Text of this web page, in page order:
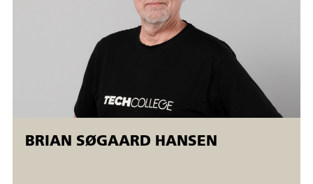
arbejdsmiljøfaglige uddannelser kræver deltagelse i kurset,
at deltagerne har uddannelsesbevis fra uddannelsen 44530
Arbejdsmiljø og sikkerhed, svejsning/termisk.
Svejsekurserne afvikles i Åbent værksted
Åbent værksted er fleksible AMU-kurser, der tilbydes både
ansatte og ledige. Åbent værksted betyder, at
der er mulighed for fleksibel start(alle dage)
BRIAN SØGAARD HANSEN